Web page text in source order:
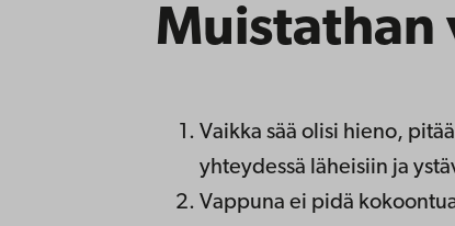
Muistathan
Vaikka sää olisi hieno,
yhteydessä läheisiin ja
Vappuna ei pidä